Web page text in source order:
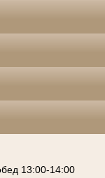
13:00-14:00